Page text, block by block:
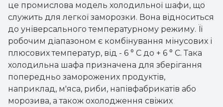
це промислова модель холодильної шафи, що
служить для легкої заморозки. Вона відноситься
до універсального температурному режиму. Її
робочим діапазоном є комбінування мінусових і
плюсових температур, від - 6 ° С до + 6 ° С. Така
холодильна шафа призначена для зберігання
попередньо заморожених продуктів,
наприклад, м'яса, риби, напівфабрикатів або
морозива, а також охолодження свіжих